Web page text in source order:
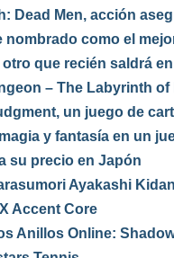
Dead Men, acción
nombrado como el
que recién saldrá
– The Labyrinth
un juego de
y fantasía en un
su precio en Japón
Ayakashi
Accent Core
Anillos Online: